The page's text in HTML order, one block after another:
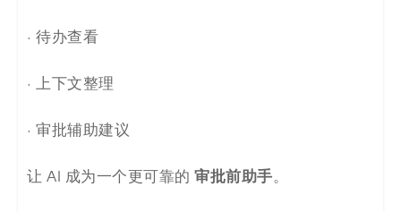
· 待办查看
· 上下文整理
· 审批辅助建议
让 AI 成为一个更可靠的 审批前助手。